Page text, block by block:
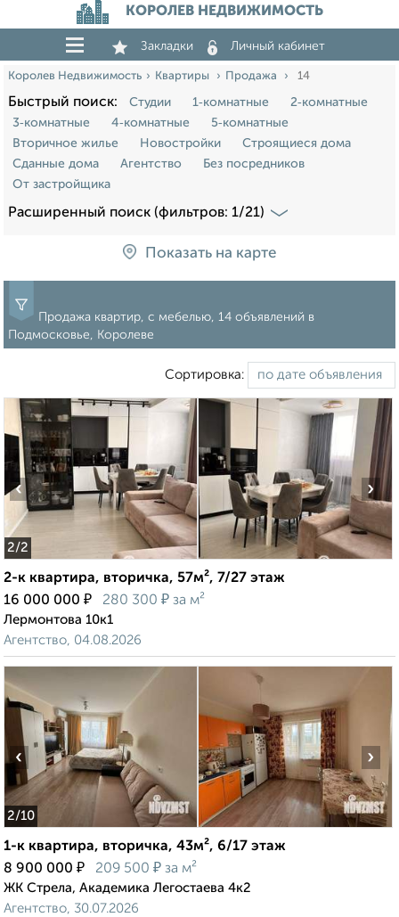
КОРОЛЕВ НЕДВИЖИМОСТЬ
Закладки Личный кабинет
Королев Недвижимость Квартиры Продажа 14
Быстрый поиск: Студии 1‑комнатные
2‑комнатные
3‑комнатные
4‑комнатные
5‑комнатные
Вторичное жилье
Новостройки
Строящиеся дома
Сданные дома
Агентство
Без посредников
От застройщика
Расширенный поиск (фильтров: 1/21)
Показать на карте
Продажа квартир, с мебелью, 14 объявлений в
Подмосковье, Королеве
Сортировка:
2/2
‹ ›
2-к квартира, вторичка, 57м², 7/27 этаж
16 000 000 ₽ 280 300 ₽ за м²
Лермонтова 10к1
Агентство, 04.08.2026
2/10
‹ ›
1-к квартира, вторичка, 43м², 6/17 этаж
8 900 000 ₽ 209 500 ₽ за м²
ЖК Стрела, Академика Легостаева 4к2
Агентство, 30.07.2026